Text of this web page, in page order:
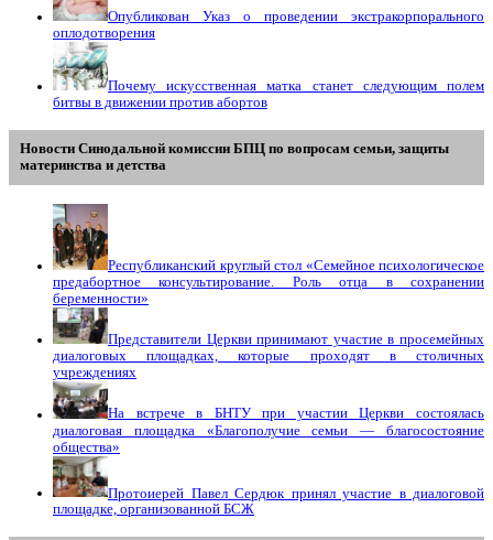
Опубликован Указ о проведении экстракорпорального
оплодотворения
Почему искусственная матка станет следующим полем
битвы в движении против абортов
Новости Синодальной комиссии БПЦ по вопросам семьи, защиты
материнства и детства
Республиканский круглый стол «Семейное психологическое
предабортное консультирование. Роль отца в сохранении
беременности»
Представители Церкви принимают участие в просемейных
диалоговых площадках, которые проходят в столичных
учреждениях
На встрече в БНТУ при участии Церкви состоялась
диалоговая площадка «Благополучие семьи — благосостояние
общества»
Протоиерей Павел Сердюк принял участие в диалоговой
площадке, организованной БСЖ